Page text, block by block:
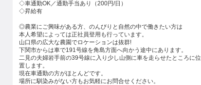
◇車通勤OK／通勤手当あり（200円/日）
◇昇給有
◎農業にご興味がある方、のんびりと自然の中で働きたい方は
本人希望によっては正社員登用も行っています。
山口県の広大な農園でロケーションは抜群!
下関市からは車で191号線を角島方面へ向かう途中にあります。
二見の夫婦岩手前の39号線に入り少し山側に車を走らせたところに位
置します。
現在車通勤の方がほとんどです。
場所に馴染みがない方もお気軽にお問合せください。